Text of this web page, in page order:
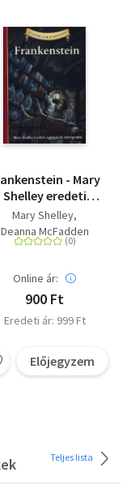
- Mary
Shelley eredeti
regényének
átdolgozása
Mary Shelley
Deanna McFadden
Online ár:
900 Ft
Eredeti ár: 999 Ft
Előjegyzem
Teljes lista